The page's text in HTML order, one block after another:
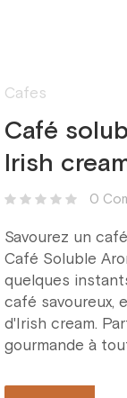
Cafes
Café
Irish
0
Savourez un
Café Soluble
quelques
café savoureux,
d'Irish cream.
gourmande à